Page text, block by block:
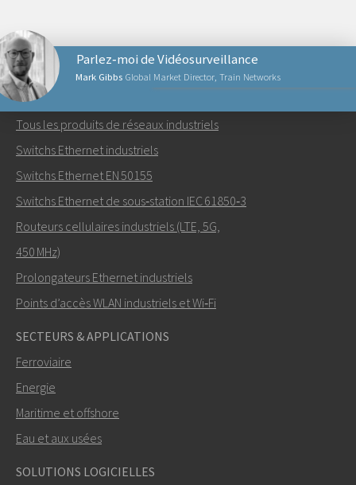
Mark Gibbs Global Market Director, Train Networks
Parlez‑moi de Vidéosurveillance
Envoyer un email à Mark
Comment Mark peut-il vous contacter?
PRODUITS RÉSEAUX
Tous les produits de réseaux industriels
Switchs Ethernet industriels
Switchs Ethernet EN 50155
Switchs Ethernet de sous‑station IEC 61850‑3
Routeurs cellulaires industriels (LTE, 5G,
450 MHz)
Prolongateurs Ethernet industriels
Points d’accès WLAN industriels et Wi‑Fi
SECTEURS & APPLICATIONS
Ferroviaire
Energie
Maritime et offshore
Eau et aux usées
SOLUTIONS LOGICIELLES